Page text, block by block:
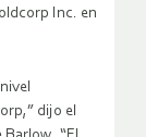
Inc. en
dijo el